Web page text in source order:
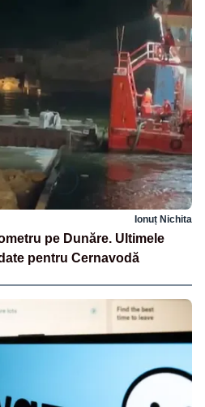
Ionuț Nichita
pe Dunăre. Ultimele
pentru Cernavodă